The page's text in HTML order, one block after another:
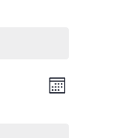
de
Mes